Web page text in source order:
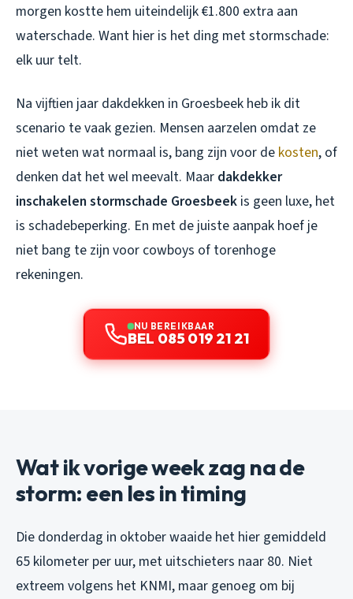
morgen kostte hem uiteindelijk €1.800 extra aan
waterschade. Want hier is het ding met stormschade:
elk uur telt.
Na vijftien jaar dakdekken in Groesbeek heb ik dit
scenario te vaak gezien. Mensen aarzelen omdat ze
niet weten wat normaal is, bang zijn voor de kosten, of
denken dat het wel meevalt. Maar dakdekker
inschakelen stormschade Groesbeek is geen luxe, het
is schadebeperking. En met de juiste aanpak hoef je
niet bang te zijn voor cowboys of torenhoge
rekeningen.
NU BEREIKBAAR
BEL 085 019 21 21
Wat ik vorige week zag na de
storm: een les in timing
Die donderdag in oktober waaide het hier gemiddeld
65 kilometer per uur, met uitschieters naar 80. Niet
extreem volgens het KNMI, maar genoeg om bij